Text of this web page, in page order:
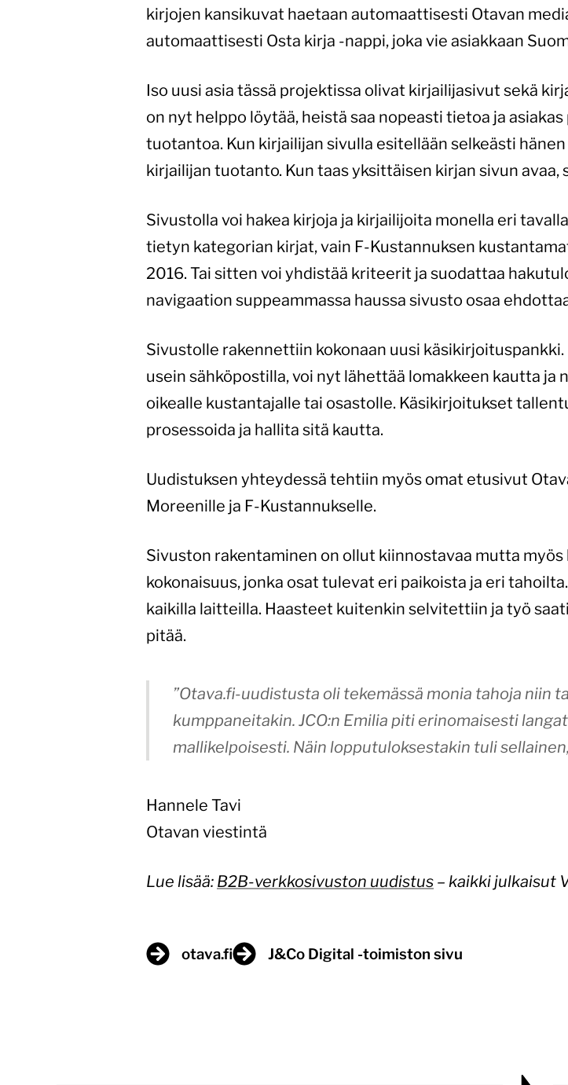
kirjojen kansikuvat haetaan automaattisesti Otavan
automaattisesti Osta kirja -nappi, joka vie asiakkaan
Iso uusi asia tässä projektissa olivat kirjailijasivut sekä
on nyt helppo löytää, heistä saa nopeasti tietoa ja
tuotantoa. Kun kirjailijan sivulla esitellään selkeästi
kirjailijan tuotanto. Kun taas yksittäisen kirjan sivun avaa,
Sivustolla voi hakea kirjoja ja kirjailijoita monella eri
tietyn kategorian kirjat, vain F-Kustannuksen
2016. Tai sitten voi yhdistää kriteerit ja suodattaa
navigaation suppeammassa haussa sivusto osaa
Sivustolle rakennettiin kokonaan uusi
usein sähköpostilla, voi nyt lähettää lomakkeen kautta ja
oikealle kustantajalle tai osastolle. Käsikirjoitukset
prosessoida ja hallita sitä kautta.
Uudistuksen yhteydessä tehtiin myös omat etusivut
Moreenille ja F-Kustannukselle.
Sivuston rakentaminen on ollut kiinnostavaa mutta myös
kokonaisuus, jonka osat tulevat eri paikoista ja eri
kaikilla laitteilla. Haasteet kuitenkin selvitettiin ja työ
pitää.
”Otava.fi-uudistusta oli tekemässä monia tahoja niin
kumppaneitakin. JCO:n Emilia piti erinomaisesti
mallikelpoisesti. Näin lopputuloksestakin tuli
Hannele Tavi
Otavan viestintä
Lue lisää: B2B-verkkosivuston uudistus – kaikki julkaisut
otava.fi J&Co Digital -toimiston sivu